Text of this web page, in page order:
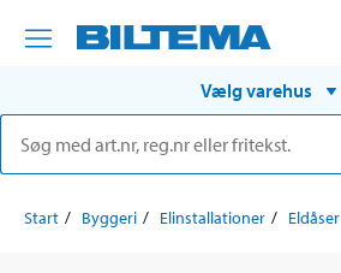
Vælg varehus
Start Byggeri Elinstallationer Eldåser